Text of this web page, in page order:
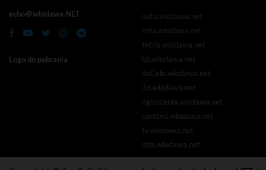
echo＠wlodawa.NET
Logo do pobrania
nuta.wlodawa.net
rota.wlodawa.net
tetris.wlodawa.net
bb.wlodawa.net
doCelu.wlodawa.net
3d.wlodawa.net
ogloszenia.wlodawa.net
spotted.wlodawa.net
tv.wlodawa.net
dzis.wlodawa.net